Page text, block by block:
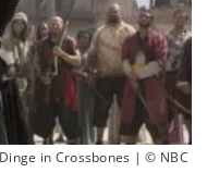
in Crossbones | © NBC